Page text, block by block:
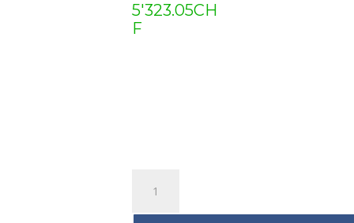
5'323.05CH
F
1000
PALAN